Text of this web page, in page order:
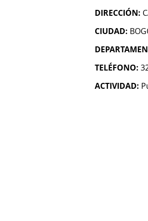
DIRECCIÓN:
CIUDAD:
TELÉFONO:
ACTIVIDAD: